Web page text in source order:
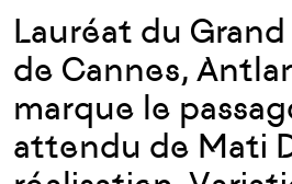
Lauréat du
de Cannes,
marque le
attendu de Mati